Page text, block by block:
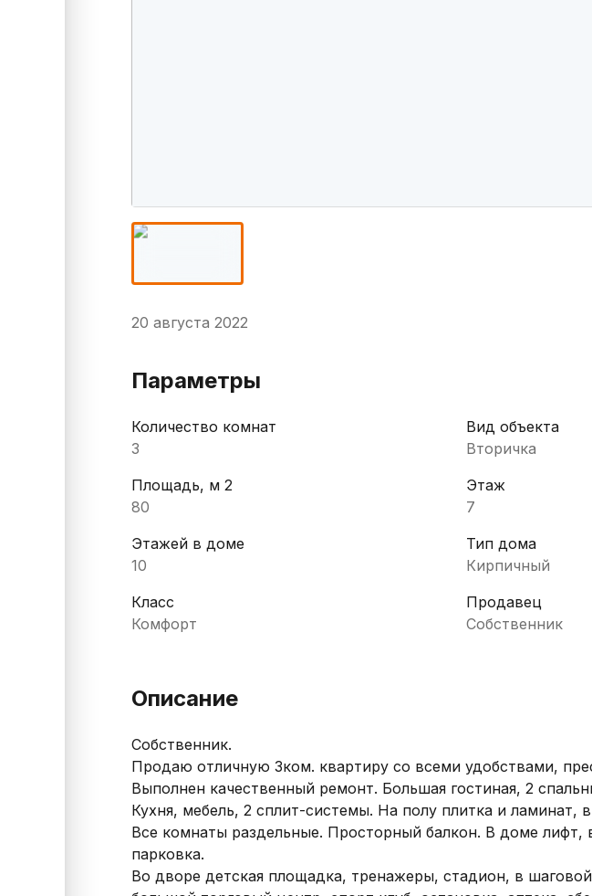
20 августа 2022
Параметры
Количество комнат
3
Вид объекта
Вторичка
Площадь, м 2
80
Этаж
7
Этажей в доме
10
Тип дома
Кирпичный
Класс
Комфорт
Продавец
Собственник
Описание
Собственник.
Продаю отличную 3ком. квартиру со всеми удобствами,
Выполнен качественный ремонт. Большая гостиная, 2
Кухня, мебель, 2 сплит-системы. На полу плитка и ламинат,
Все комнаты раздельные. Просторный балкон. В доме
парковка.
Во дворе детская площадка, тренажеры, стадион, в